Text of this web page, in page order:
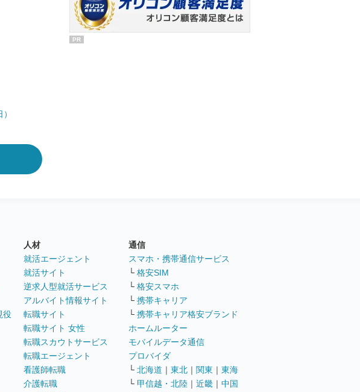
PR
役
人材
就活エージェント
就活サイト
逆求人型就活サービス
アルバイト情報サイト
転職サイト
転職サイト 女性
転職スカウトサービス
転職エージェント
看護師転職
介護転職
通信
スマホ・携帯通信サービス
└ 格安SIM
└ 格安スマホ
└ 携帯キャリア
└ 携帯キャリア格安ブランド
ホームルーター
モバイルデータ通信
プロバイダ
└ 北海道 ｜ 東北 ｜ 関東 ｜ 東海
└ 甲信越・北陸 ｜ 近畿 ｜ 中国